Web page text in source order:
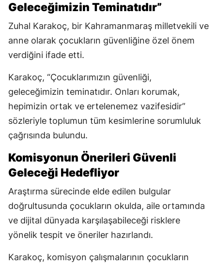
Geleceğimizin Teminatıdır”
Zuhal Karakoç, bir Kahramanmaraş milletvekili ve
anne olarak çocukların güvenliğine özel önem
verdiğini ifade etti.
Karakoç, “Çocuklarımızın güvenliği,
geleceğimizin teminatıdır. Onları korumak,
hepimizin ortak ve ertelenemez vazifesidir”
sözleriyle toplumun tüm kesimlerine sorumluluk
çağrısında bulundu.
Komisyonun Önerileri Güvenli
Geleceği Hedefliyor
Araştırma sürecinde elde edilen bulgular
doğrultusunda çocukların okulda, aile ortamında
ve dijital dünyada karşılaşabileceği risklere
yönelik tespit ve öneriler hazırlandı.
Karakoç, komisyon çalışmalarının çocukların